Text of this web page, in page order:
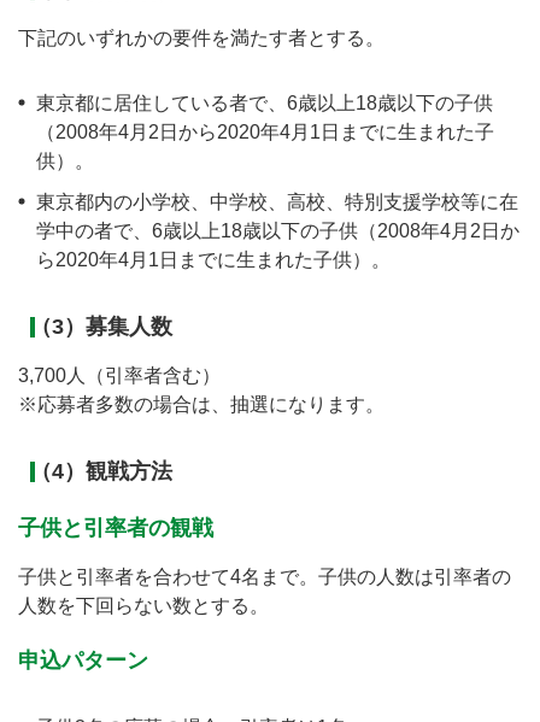
下記のいずれかの要件を満たす者とする。
東京都に居住している者で、6歳以上18歳以下の子供
（2008年4月2日から2020年4月1日までに生まれた子
供）。
東京都内の小学校、中学校、高校、特別支援学校等に在
学中の者で、6歳以上18歳以下の子供（2008年4月2日か
ら2020年4月1日までに生まれた子供）。
（3）募集人数
3,700人（引率者含む）
※応募者多数の場合は、抽選になります。
（4）観戦方法
子供と引率者の観戦
子供と引率者を合わせて4名まで。子供の人数は引率者の
人数を下回らない数とする。
申込パターン